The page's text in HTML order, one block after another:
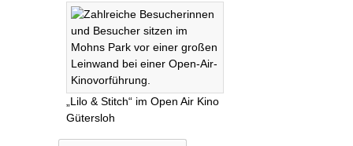
„Lilo & Stitch“ im Open Air Kino
Gütersloh